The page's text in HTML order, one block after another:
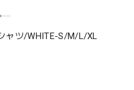
ャツ/WHITE-S/M/L/XL